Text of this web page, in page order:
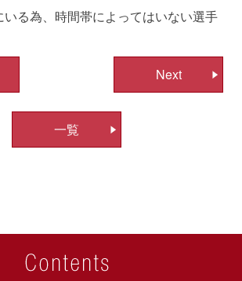
る為、時間帯によってはいない選手
Next
一覧